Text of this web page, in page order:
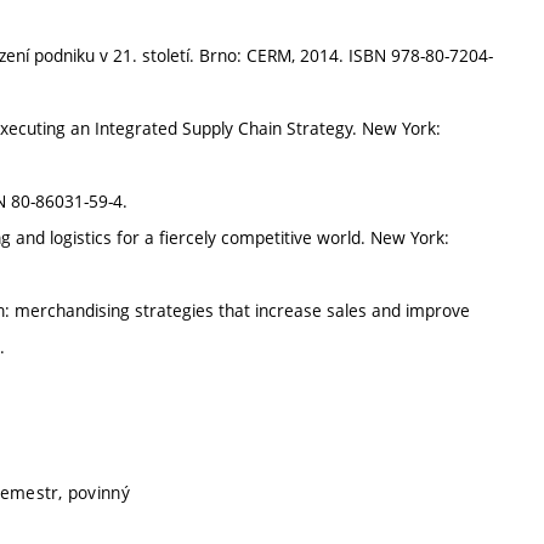
podniku v 21. století. Brno: CERM, 2014. ISBN 978-80-7204-
an Integrated Supply Chain Strategy. New York:
80-86031-59-4.
and logistics for a fiercely competitive world. New York:
merchandising strategies that increase sales and improve
povinný